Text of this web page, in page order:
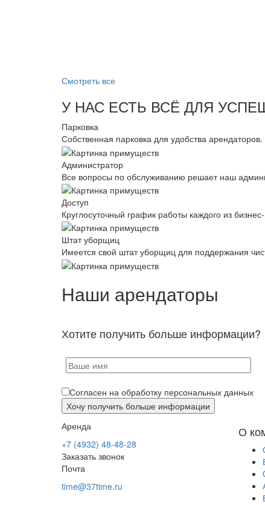
Смотреть все
У НАС ЕСТЬ ВСЁ ДЛЯ
Парковка
Собственная парковка для удобства арендаторов.
Администратор
Все вопросы по обслуживанию решает наш
Доступ
Круглосуточный график работы каждого из
Штат уборщиц
Имеется свой штат уборщиц для поддержания
Наши арендаторы
Хотите получить больше информации?
Согласен на обработку персональных данных
Аренда
+7 (4932) 48-48-28
Заказать звонок
Почта
time@37time.ru
О